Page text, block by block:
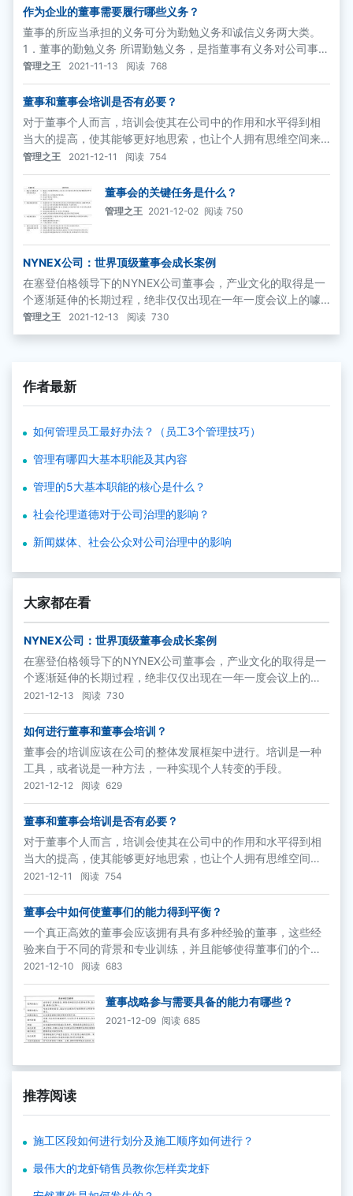
诉讼，这类诉讼通常无法比较经济地通过分散诉讼加以处理，
因而采用集团诉讼的方式;另一类是由于受害于同一不法行为而
产生的诉讼
作为企业的董事需要履行哪些义务？
董事的所应当承担的义务可分为勤勉义务和诚信义务两大类。
1．董事的勤勉义务 所谓勤勉义务，是指董事有义务对公司事务
付出适当的时间和精力，关注公司的经营，并按照股东和公司
的最佳利益谨慎行事。勤勉义务的具体内容:
管理之王 2021-11-13 阅读 768
董事和董事会培训是否有必要？
对于董事个人而言，培训会使其在公司中的作用和水平得到相
当大的提高，使其能够更好地思索，也让个人拥有思维空间来
考虑公司的问题，并有助于形成正确的观念。
管理之王 2021-12-11 阅读 754
董事会的关键任务是什么？
管理之王 2021-12-02 阅读 750
NYNEX公司：世界顶级董事会成长案例
在塞登伯格领导下的NYNEX公司董事会，产业文化的取得是一
个逐渐延伸的长期过程，绝非仅仅出现在一年一度会议上的噱
头。尽管很多董事会当时已经开始采用举行年度度假会议的形
式讨论公司战略问题，NYNEX公司却并不跟随潮流。公司把战
管理之王 2021-12-13 阅读 730
作者最新
如何管理员工最好办法？（员工3个管理技巧）
管理有哪四大基本职能及其内容
管理的5大基本职能的核心是什么？
社会伦理道德对于公司治理的影响？
新闻媒体、社会公众对公司治理中的影响
大家都在看
NYNEX公司：世界顶级董事会成长案例
在塞登伯格领导下的NYNEX公司董事会，产业文化的取得是一
个逐渐延伸的长期过程，绝非仅仅出现在一年一度会议上的噱
头。尽管很多董事会当时已经开始采用举行年度度假会议的形
式讨论公司战略问题，NYNEX公司却并不跟随潮流。公司把战
略的学习以及制定当做一个持续进行的董事会讨论过程，而将
董事会度假会议这种形式作为学习过程中的一个飞跃形态。
2021-12-13 阅读 730
如何进行董事和董事会培训？
董事会的培训应该在公司的整体发展框架中进行。培训是一种
工具，或者说是一种方法，一种实现个人转变的手段。
2021-12-12 阅读 629
董事和董事会培训是否有必要？
对于董事个人而言，培训会使其在公司中的作用和水平得到相
当大的提高，使其能够更好地思索，也让个人拥有思维空间来
考虑公司的问题，并有助于形成正确的观念。
2021-12-11 阅读 754
董事会中如何使董事们的能力得到平衡？
一个真正高效的董事会应该拥有具有多种经验的董事，这些经
验来自于不同的背景和专业训练，并且能够使得董事们的个性
和知识达到很好的平衡。这样的董事会将有能力同时以不同的
方式从几个角度对一个问题进行考察，从而更加全面地分析某
个问题得出正确的结论。
2021-12-10 阅读 683
董事战略参与需要具备的能力有哪些？
2021-12-09 阅读 685
推荐阅读
施工区段如何进行划分及施工顺序如何进行？
最伟大的龙虾销售员教你怎样卖龙虾